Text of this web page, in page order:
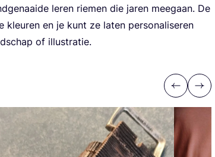
leren rie­men die jaren mee­gaan. De
kleu­ren en je kunt ze laten per­so­na­li­se­ren
of illustratie.
Previous
Next